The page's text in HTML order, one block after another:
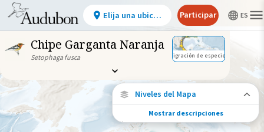
Chipe Garganta Naranja
Setophaga fusca Migración de especies
Niveles del Mapa
Conexiones de especies
Mostrar descripciones
Elija una ubicación Participar